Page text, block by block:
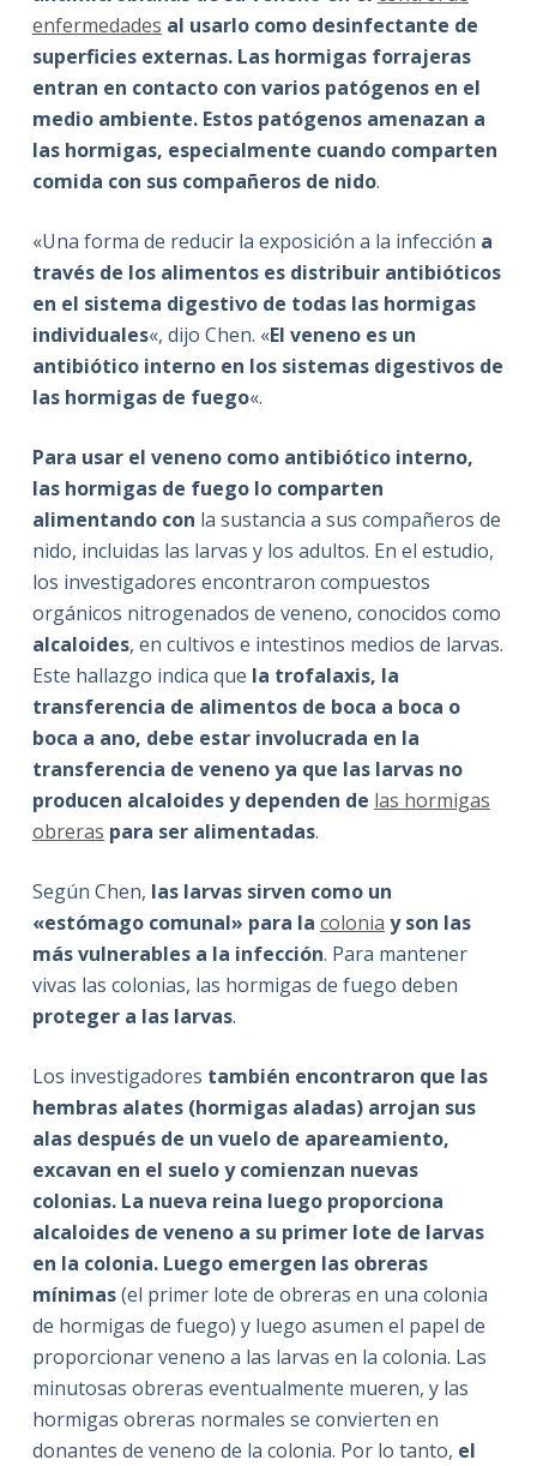
enfermedades al usarlo como desinfectante de
superficies externas. Las hormigas forrajeras
entran en contacto con varios patógenos en el
medio ambiente. Estos patógenos amenazan a
las hormigas, especialmente cuando comparten
comida con sus compañeros de nido.
«Una forma de reducir la exposición a la infección a
través de los alimentos es distribuir antibióticos
en el sistema digestivo de todas las hormigas
individuales«, dijo Chen. «El veneno es un
antibiótico interno en los sistemas digestivos de
las hormigas de fuego«.
Para usar el veneno como antibiótico interno,
las hormigas de fuego lo comparten
alimentando con la sustancia a sus compañeros de
nido, incluidas las larvas y los adultos. En el estudio,
los investigadores encontraron compuestos
orgánicos nitrogenados de veneno, conocidos como
alcaloides, en cultivos e intestinos medios de larvas.
Este hallazgo indica que la trofalaxis, la
transferencia de alimentos de boca a boca o
boca a ano, debe estar involucrada en la
transferencia de veneno ya que las larvas no
producen alcaloides y dependen de las hormigas
obreras para ser alimentadas.
Según Chen, las larvas sirven como un
«estómago comunal» para la colonia y son las
más vulnerables a la infección. Para mantener
vivas las colonias, las hormigas de fuego deben
proteger a las larvas.
Los investigadores también encontraron que las
hembras alates (hormigas aladas) arrojan sus
alas después de un vuelo de apareamiento,
excavan en el suelo y comienzan nuevas
colonias. La nueva reina luego proporciona
alcaloides de veneno a su primer lote de larvas
en la colonia. Luego emergen las obreras
mínimas(el primer lote de obreras en una colonia
de hormigas de fuego) y luego asumen el papel de
proporcionar veneno a las larvas en la colonia. Las
minutosas obreras eventualmente mueren, y las
hormigas obreras normales se convierten en
donantes de veneno de la colonia. Por lo tanto, el